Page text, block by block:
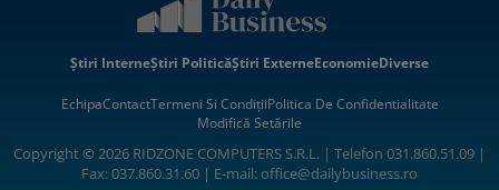
Știri InterneȘtiri PoliticăȘtiri ExterneEconomieDiverse
EchipaContactTermeni Si CondițiiPolitica De Confidentialitate
Modifică Setările
Copyright © 2026 RIDZONE COMPUTERS S.R.L. | Telefon 031.860.51.09 |
Fax: 037.860.31.60 | E-mail:office@dailybusiness.ro